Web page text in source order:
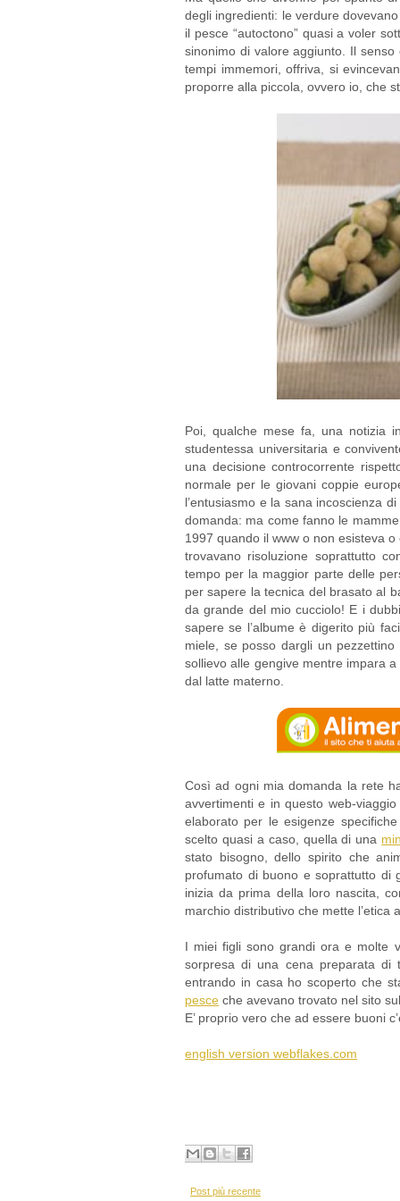
degli ingredienti: le verdure
il pesce “autoctono” quasi a voler
sinonimo di valore aggiunto. Il
tempi immemori, offriva, si
proporre alla piccola, ovvero io, che
Poi, qualche mese fa, una notizia
studentessa universitaria e
una decisione controcorrente
normale per le giovani coppie
l’entusiasmo e la sana incoscienza
domanda: ma come fanno le
1997 quando il www o non esisteva
trovavano risoluzione soprattutto
tempo per la maggior parte delle
per sapere la tecnica del brasato al
da grande del mio cucciolo! E i
sapere se l’albume è digerito più
miele, se posso dargli un
sollievo alle gengive mentre impara
dal latte materno.
Così ad ogni mia domanda la rete
avvertimenti e in questo web-
elaborato per le esigenze
scelto quasi a caso, quella di una
stato bisogno, dello spirito che
profumato di buono e soprattutto di
inizia da prima della loro nascita,
marchio distributivo che mette l’etica
I miei figli sono grandi ora e molte
sorpresa di una cena preparata di
entrando in casa ho scoperto che
pesce che avevano trovato nel sito
E’ proprio vero che ad essere buoni
english version webflakes.com
Post più recente